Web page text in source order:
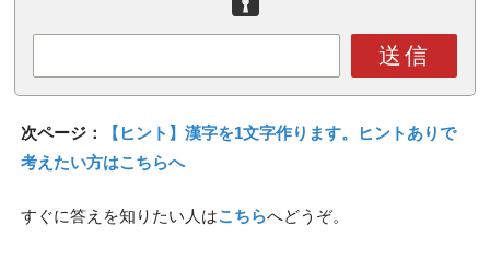
送信
次ページ：
【ヒント】漢字を1文字作ります。ヒントありで
考えたい方はこちらへ
すぐに答えを知りたい人はこちらへどうぞ。